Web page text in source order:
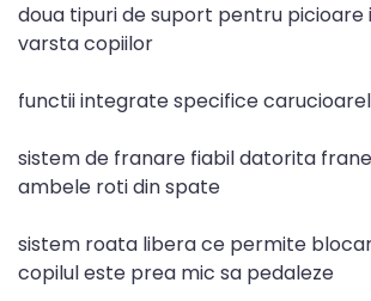
doua tipuri de suport pentru picioare
varsta copiilor
functii integrate specifice
sistem de franare fiabil datorita
ambele roti din spate
sistem roata libera ce permite
copilul este prea mic sa pedaleze